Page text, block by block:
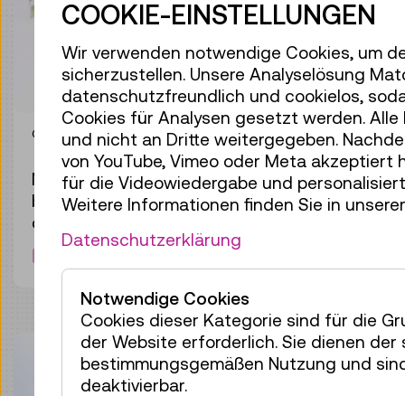
© Technisches Museum Wien
Magnesium- und Lithium-Ionen-Batterien
bestehen heute aus bis zu 20 Materialien,
deren Abbau teils sehr problematisch ist.
COOKIE-EINSTELLUNGEN
Wir verwenden notwendige Cookies, um
sicherzustellen. Unsere Analyselösung
datenschutzfreundlich und cookielos,
Cookies für Analysen gesetzt werden.
und nicht an Dritte weitergegeben.
von YouTube, Vimeo oder Meta akzeptiert
für die Videowiedergabe und
Weitere Informationen finden Sie in
Datenschutzerklärung
Notwendige Cookies
Cookies dieser Kategorie sind für die
der Website erforderlich. Sie dienen der
bestimmungsgemäßen Nutzung und
deaktivierbar.